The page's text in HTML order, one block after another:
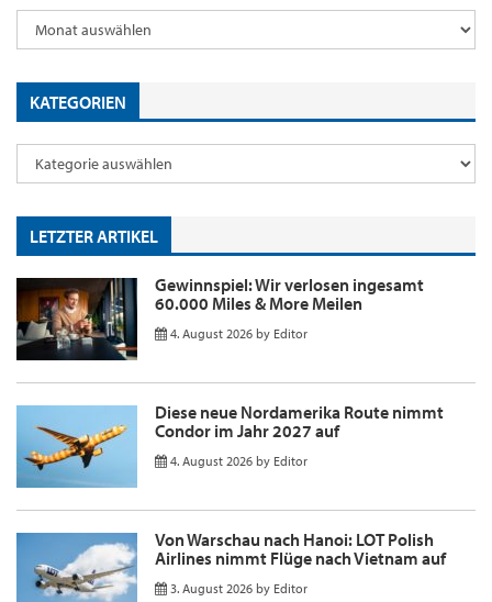
KATEGORIEN
LETZTER ARTIKEL
Gewinnspiel: Wir verlosen ingesamt
60.000 Miles & More Meilen
4. August 2026 by Editor
Diese neue Nordamerika Route nimmt
Condor im Jahr 2027 auf
4. August 2026 by Editor
Von Warschau nach Hanoi: LOT Polish
Airlines nimmt Flüge nach Vietnam auf
3. August 2026 by Editor